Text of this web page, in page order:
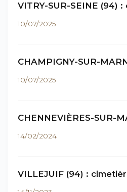
VITRY-SUR-SEINE (94)
10/07/2025
CHAMPIGNY-SUR-
10/07/2025
CHENNEVIÈRES-SUR-
14/02/2024
VILLEJUIF (94) :